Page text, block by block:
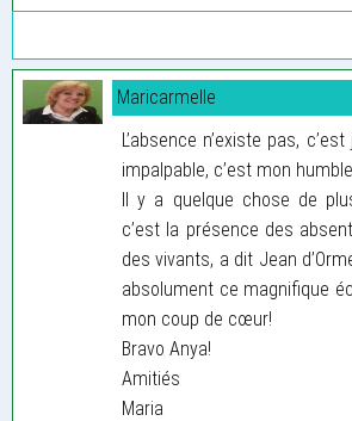
Maricarmelle
L’absence n’existe pas,
impalpable, c’est mon
Il y a quelque chose de
c’est la présence des
des vivants, a dit Jean
absolument ce magnifique
mon coup de cœur!
Bravo Anya!
Amitiés
Maria